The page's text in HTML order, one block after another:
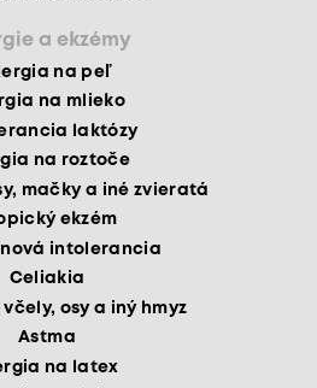
a ekzémy
na peľ
na mlieko
laktózy
na roztoče
mačky a iné zvieratá
ekzém
intolerancia
Celiakia
osy a iný hmyz
Astma
na latex